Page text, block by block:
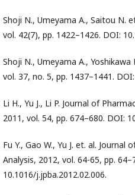
Shoji N., Umeyama A., Saitou N.
vol. 42(7), pp. 1422–1426. DOI:
Shoji N., Umeyama A.,
vol. 37, no. 5, pp. 1437–1441.
Li H., Yu J., Li P. Journal of
2011, vol. 54, pp. 674–680. DOI:
Fu Y., Gao W., Yu J. et. al.
Analysis, 2012, vol. 64-65, pp.
10.1016/j.jpba.2012.02.006.